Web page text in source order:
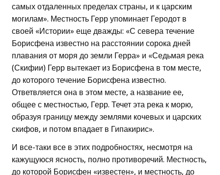
самых отдаленных пределах страны, и к царским
могилам». Местность Герр упоминает Геродот в
своей «Истории» еще дважды: «С севера течение
Борисфена известно на расстоянии сорока дней
плавания от моря до земли Герра» и «Седьмая река
(Скифии) Герр вытекает из Борисфена в том месте,
до которого течение Борисфена известно.
Ответвляется она в этом месте, а название ее,
общее с местностью, Герр. Течет эта река к морю,
образуя границу между землями кочевых и царских
скифов, и потом впадает в Гипакирис».
И все-таки все в этих подробностях, несмотря на
кажущуюся ясность, полно противоречий. Местность,
до которой Борисфен «известен», и местность, до